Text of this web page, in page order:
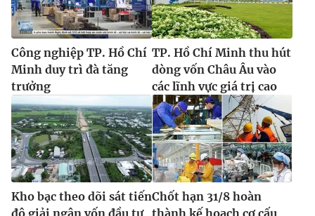
Công nghiệp TP. Hồ Chí
Minh duy trì đà tăng
trưởng
TP. Hồ Chí Minh thu hút
dòng vốn Châu Âu vào
các lĩnh vực giá trị cao
Kho bạc theo dõi sát tiến
độ giải ngân vốn đầu tư
Chốt hạn 31/8 hoàn
thành kế hoạch cơ cấu